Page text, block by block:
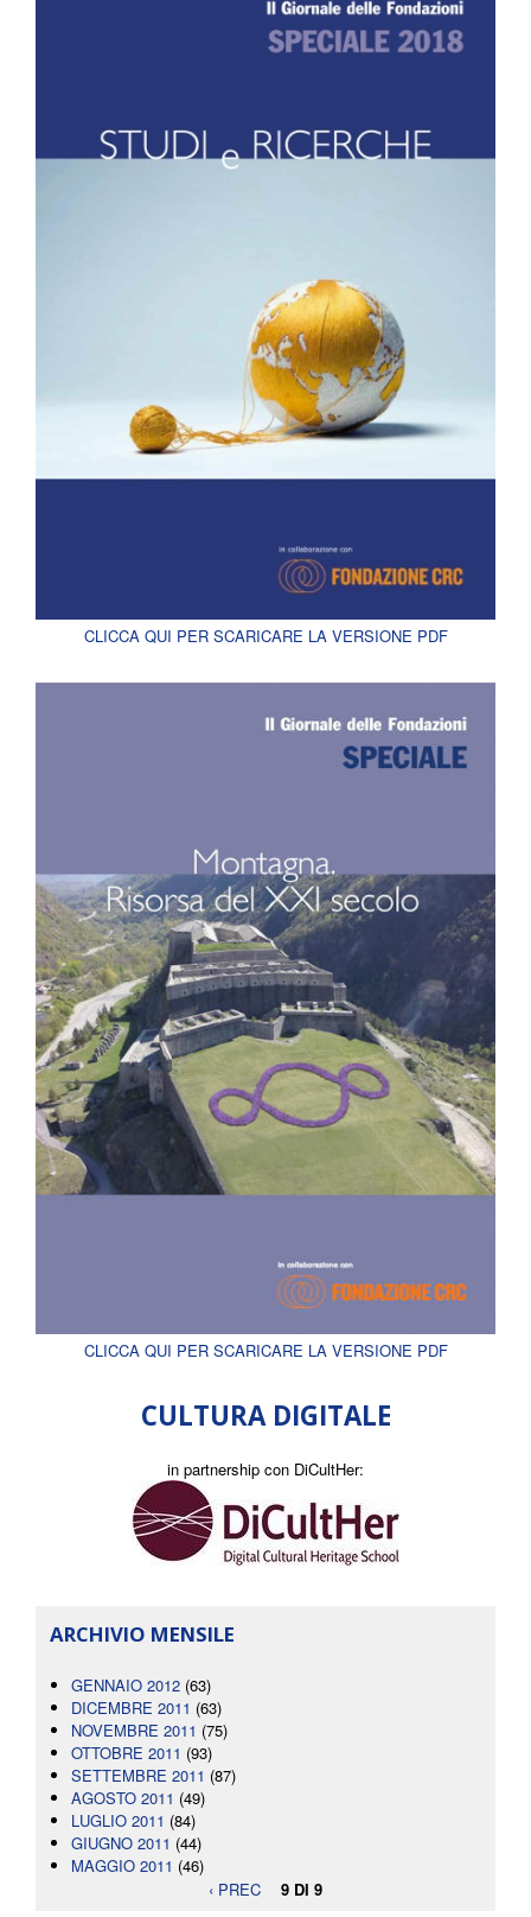
CLICCA QUI PER SCARICARE LA VERSIONE PDF
CLICCA QUI PER SCARICARE LA VERSIONE PDF
CULTURA DIGITALE
in partnership con DiCultHer:
ARCHIVIO MENSILE
GENNAIO 2012 (63)
DICEMBRE 2011 (63)
NOVEMBRE 2011 (75)
OTTOBRE 2011 (93)
SETTEMBRE 2011 (87)
AGOSTO 2011 (49)
LUGLIO 2011 (84)
GIUGNO 2011 (44)
MAGGIO 2011 (46)
‹ PREC
9 DI 9